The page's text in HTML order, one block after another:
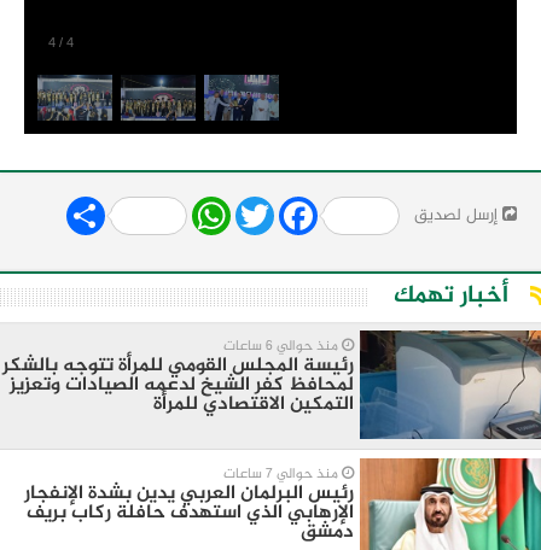
4 / 4
إرسل لصديق Share WhatsApp
Twitter Facebook
أخبار تهمك
منذ حوالي 6 ساعات
رئيسة المجلس القومي للمرأة تتوجه بالشكر
لمحافظ كفر الشيخ لدعمه الصيادات وتعزيز
التمكين الاقتصادي للمرأة
منذ حوالي 7 ساعات
رئيس البرلمان العربي يدين بشدة الإنفجار
الإرهابي الذي استهدف حافلة ركاب بريف
دمشق